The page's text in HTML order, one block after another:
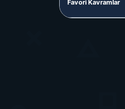
Favori Kavramlar